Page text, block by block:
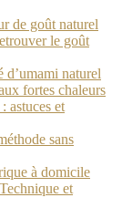
de goût naturel
le goût
d’umami naturel
fortes chaleurs
astuces et
sans
à domicile
et